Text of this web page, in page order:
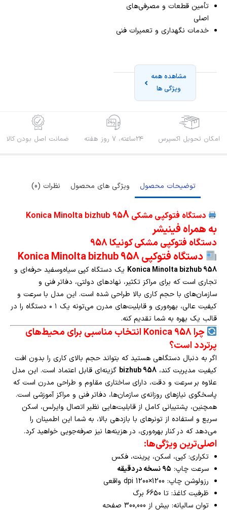
تأمین قطعات و مصرفی‌های
اصلی
خدمات نگهداری و تعمیرات فنی
مشاهده همه
ویژگی ها
امکان تحویل اکسپرس 24ساعته، 7 روز هفته ضمانت اصل بودن کالا
توضیحات محصول ویژگی های محصول نظرات (0)
دستگاه فتوکپی مشکی Konica Minolta bizhub 958
به همراه فینیشر
دستگاه فتوکپی مشکی کونیکا 958
دستگاه فتوکپی Konica Minolta bizhub 958
Konica Minolta bizhub 958 یک دستگاه کپی سیاه‌وسفید حرفه‌ای و
تجاری است که برای مراکز تکثیر، نهادهای دولتی، دفاتر فنی و
سازمان‌های با حجم کاری بالا طراحی شده است. این مدل با سرعت و
کیفیت عالی، بهره‌وری و قابلیت‌های مدرن می‌تونه یک ۱ ۰ دستگاه را در
قالب یک بهره به شما تقدیم کنه.
چرا Konica 958 انتخاب مناسبی برای محیط‌های
پرتردد است؟
اگر به دنبال دستگاهی هستید که بتواند حجم بالای کاری را بدون افت
کیفیت مدیریت کند، bizhub 958 گزینه‌ای قابل اعتماد است. این مدل
علاوه بر سرعت و دقت، دارای ساختاری مقاوم و طراحی مدرن است که
پاسخگوی نیازهای روزانه‌ی سازمان‌ها، دفاتر فنی و مراکز آموزشی است.
همچنین، پشتیبانی کامل از قابلیت‌هایی نظیر اتصال وایرلس، اسکن
سریع و استفاده از تونرهای با بازدهی بالا، به شما این اطمینان را
می‌دهد که در کنار بهره‌وری، در هزینه‌ها نیز صرفه‌جویی خواهید کرد.
اصلی‌ترین ویژگی‌ها:
تکراری: کپی، اسکن، پرینت، فکس
سرعت چاپ: ۹۵ نسخه در دقیقه
رزولوشن چاپ: 1200×1200 dpi واقعی
ظرفیت کاغذ: تا 6650 برگ
توان سالیانه: بیش از 300,000 صفحه